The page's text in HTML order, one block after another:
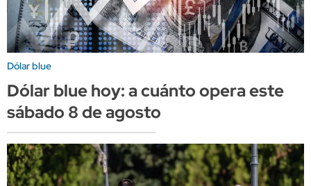
Dólar blue
Dólar blue hoy: a cuánto opera este
sábado 8 de agosto